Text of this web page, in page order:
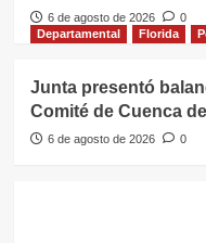
6 de agosto de 2026
0
Departamental
Florida
Junta presentó
Comité de Cuenca
6 de agosto de 2026 0